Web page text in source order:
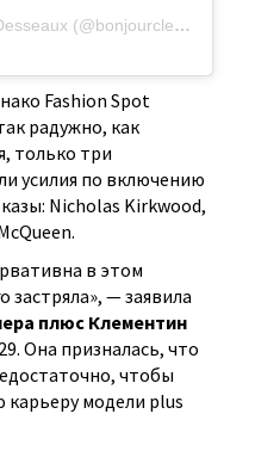
Публикация от Clémentine Desseaux (@bonjourclem)
Fashion Spot
радужно, как
только три
усилия по включению
Nicholas Kirkwood,
в этом
застряла», — заявила
плюс Клементин
Она призналась, что
чтобы
модели plus